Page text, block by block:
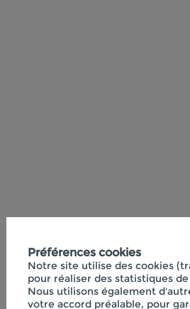
Préférences cookies
Notre site utilise des cookies
pour réaliser des statistiques
Nous utilisons également
votre accord préalable, pour